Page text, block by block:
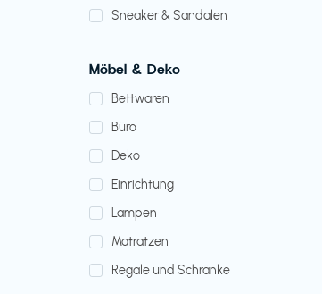
Sneaker & Sandalen
Möbel & Deko
Bettwaren
Büro
Deko
Einrichtung
Lampen
Matratzen
Regale und Schränke